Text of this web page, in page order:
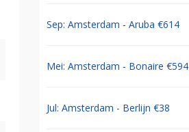
Sep: Amsterdam - Aruba €614
Mei: Amsterdam - Bonaire €594
Jul: Amsterdam - Berlijn €38